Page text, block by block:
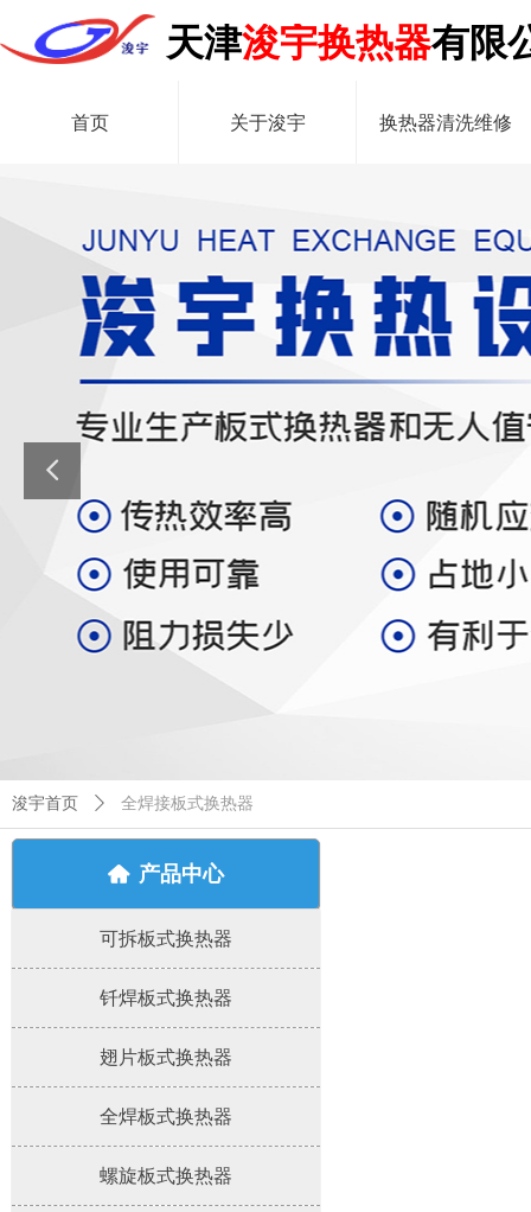
首页 关于浚宇 换热器清洗维修
天津浚宇换热器有限
浚宇首页 ꄲ 全焊接板式换热器
낀 产品中心
可拆板式换热器
钎焊板式换热器
翅片板式换热器
全焊板式换热器
螺旋板式换热器